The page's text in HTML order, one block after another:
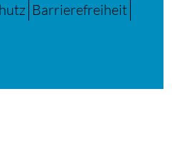
Barrierefreiheit